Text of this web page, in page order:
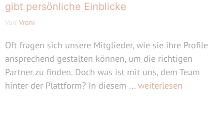
gibt persönliche Einblicke
Von Vroni
Oft fragen sich unsere Mitglieder, wie sie ihre Profile
ansprechend gestalten können, um die richtigen
Partner zu finden. Doch was ist mit uns, dem Team
hinter der Plattform? In diesem ... weiterlesen